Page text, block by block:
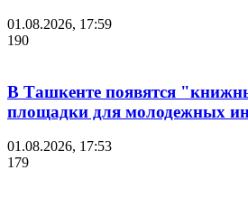
01.08.2026, 17:59
190
В Ташкенте появятся
площадки для молодежных
01.08.2026, 17:53
179